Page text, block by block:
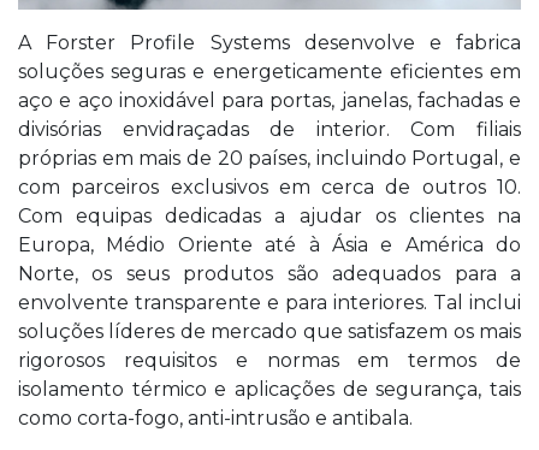
A Forster Profile Systems desenvolve e fabrica
soluções seguras e energeticamente eficientes em
aço e aço inoxidável para portas, janelas, fachadas e
divisórias envidraçadas de interior. Com filiais
próprias em mais de 20 países, incluindo Portugal, e
com parceiros exclusivos em cerca de outros 10.
Com equipas dedicadas a ajudar os clientes na
Europa, Médio Oriente até à Ásia e América do
Norte, os seus produtos são adequados para a
envolvente transparente e para interiores. Tal inclui
soluções líderes de mercado que satisfazem os mais
rigorosos requisitos e normas em termos de
isolamento térmico e aplicações de segurança, tais
como corta-fogo, anti-intrusão e antibala.